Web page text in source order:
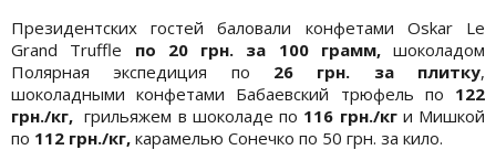
Президентских гостей баловали конфетами Oskar Le
Grand Truffle по 20 грн. за 100 грамм,шоколадом
Полярная экспедиция по 26 грн. за плитку,
шоколадными конфетами Бабаевский трюфель по 122
грн./кг, грильяжем в шоколаде по 116 грн./кги Мишкой
по 112 грн./кг, карамелью Сонечко по 50 грн. за кило.